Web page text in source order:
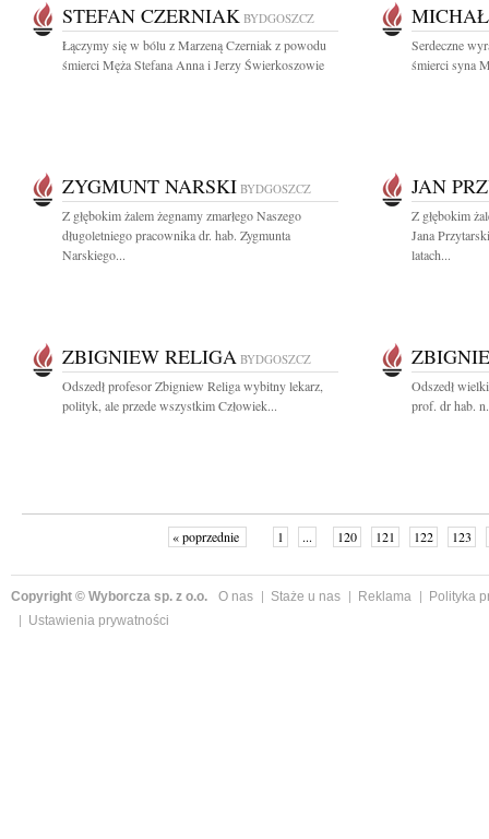
STEFAN CZERNIAK BYDGOSZCZ
Łączymy się w bólu z Marzeną Czerniak z powodu
śmierci Męża Stefana Anna i Jerzy Świerkoszowie
Serdeczne
śmierci syna
ZYGMUNT NARSKI BYDGOSZCZ
Z głębokim żalem żegnamy zmarłego Naszego
długoletniego pracownika dr. hab. Zygmunta
Narskiego...
JAN
Z głębokim
Jana
latach...
ZBIGNIEW RELIGA BYDGOSZCZ
Odszedł profesor Zbigniew Religa wybitny lekarz,
polityk, ale przede wszystkim Człowiek...
Odszedł
prof. dr hab.
« poprzednie 1 ... 120 121 122 123
Copyright © Wyborcza sp. z o.o. O nas Staże u nas Reklama
Polityka
Ustawienia prywatności